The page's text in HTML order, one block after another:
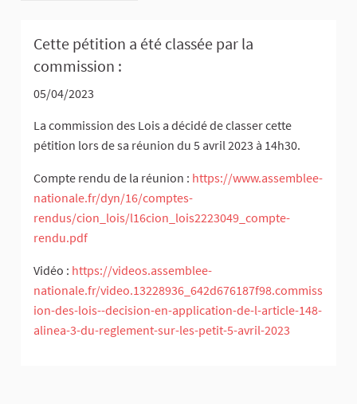
Cette pétition a été classée par la
commission :
05/04/2023
La commission des Lois a décidé de classer cette
pétition lors de sa réunion du 5 avril 2023 à 14h30.
Compte rendu de la réunion : https://www.assemblee-
nationale.fr/dyn/16/comptes-
rendus/cion_lois/l16cion_lois2223049_compte-
rendu.pdf
Vidéo : https://videos.assemblee-
nationale.fr/video.13228936_642d676187f98.commiss
ion-des-lois--decision-en-application-de-l-article-148-
alinea-3-du-reglement-sur-les-petit-5-avril-2023